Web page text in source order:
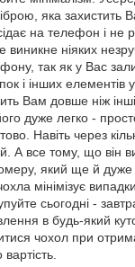
яка захистить
на телефон і не
ніяких
так як у Вас
і інших елементів
Вам довше ніж інші
дуже легко -
Навіть через
А все тому, що він
який ще й
мінімізує
сьогодні -
в будь-який
чохол при